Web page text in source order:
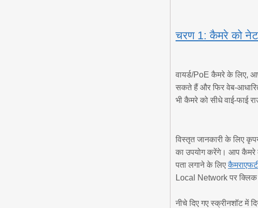
चरण 1: कैमरे को
वायर्ड/PoE कैमरे के लिए,
सकते हैं और फिर वेब-आधारित
भी कैमरे को सीधे वाई-फाई
विस्तृत जानकारी के लिए
का उपयोग करेंगे। आप कैमरे
पता लगाने के लिए
Local Network पर
नीचे दिए गए स्क्रीनशॉट में